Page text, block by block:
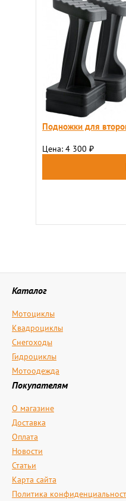
Подножки для
Цена: 4 300 ₽
Каталог
Мотоциклы
Квадроциклы
Снегоходы
Гидроциклы
Мотоодежда
Покупателям
О магазине
Доставка
Оплата
Новости
Статьи
Карта сайта
Политика